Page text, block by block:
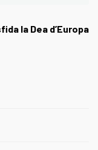
la Dea d’Europa